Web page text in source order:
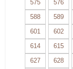
575
576
588
589
601
602
614
615
627
628